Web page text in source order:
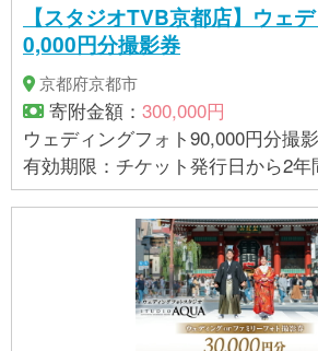
【スタジオTVB京都店】ウェ
0,000円分撮影券
京都府京都市
寄附金額： 300,000円
ウェディングフォト90,000円分撮影券 【有効期
有効期限：チケット発行日から2年